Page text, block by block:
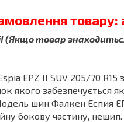
товару:
(Якщо товар
EPZ II SUV 205/70
якого забезпечується
шин Фалкен Еспия
бокову частину, нешип.